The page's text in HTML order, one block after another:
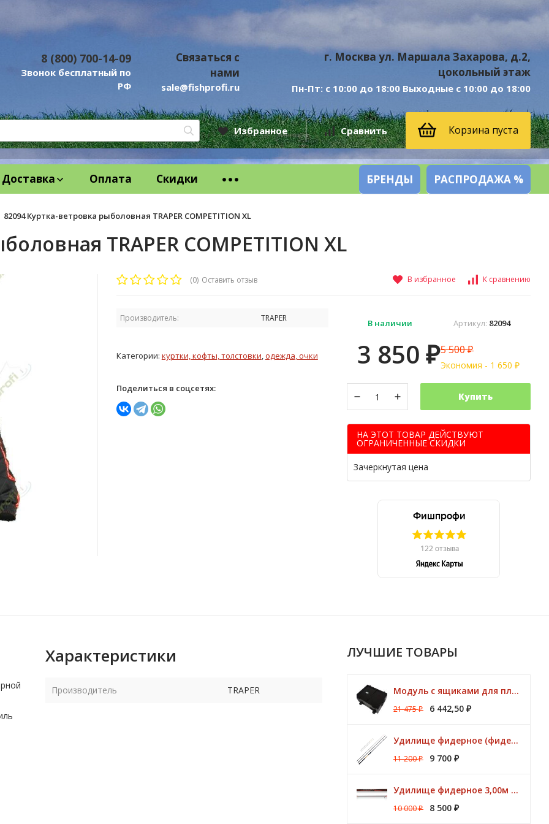
8 (800) 700-14-09
Звонок бесплатный по
РФ
Связаться с
нами
sale@fishprofi.ru
г. Москва ул. Маршала Захарова, д.2,
цокольный этаж
Пн-Пт: с 10:00 до 18:00 Выходные с 10:00 до 18:00
Избранное Сравнить Корзина пуста
Доставка Оплата Скидки БРЕНДЫ РАСПРОДАЖА %
82094 Куртка-ветровка рыболовная TRAPER COMPETITION XL
TRAPER COMPETITION XL
(0) Оставить отзыв В избранное К сравнению
Производитель: TRAPER
Категории: куртки, кофты, толстовки,одежда, очки
Поделиться в соцсетях:
Артикул: 82094
В наличии
3 850 ₽5 500₽
Экономия - 1 650 ₽
Купить
НА ЭТОТ ТОВАР ДЕЙСТВУЮТ
ОГРАНИЧЕННЫЕ СКИДКИ
Зачеркнутая цена
ЛУЧШИЕ ТОВАРЫ
Модуль с ящиками для платформ Preston ONBOX
21 475₽ 6 442,50 ₽
Удилище фидерное (фидер) ZEMEX (Земекс) IRON FLAT METHOD FEEDER 13" до 140,0 гр
11 200₽ 9 700 ₽
Удилище фидерное 3,00м Argon Feeder MT 50gr Browning
10 000₽ 8 500 ₽
Характеристики
Производитель TRAPER